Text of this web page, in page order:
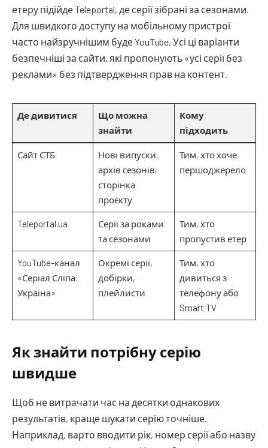
етеру підійде Teleportal, де серії зібрані за сезонами.
Для швидкого доступу на мобільному пристрої
часто найзручнішим буде YouTube. Усі ці варіанти
безпечніші за сайти, які пропонують «усі серії без
реклами» без підтвердження прав на контент.
Де дивитися
Що можна
знайти
Кому
підходить
Сайт СТБ
Нові випуски,
архів сезонів,
сторінка
проєкту
Тим, хто хоче
першоджерело
Teleportal.ua
Серії за роками
та сезонами
Тим, хто
пропустив етер
YouTube-канал
«Серіал Сліпа:
Україна»
Окремі серії,
добірки,
плейлисти
Тим, хто
дивиться з
телефону або
Smart TV
Як знайти потрібну серію
швидше
Щоб не витрачати час на десятки однакових
результатів, краще шукати серію точніше.
Наприклад, варто вводити рік, номер серії або назву